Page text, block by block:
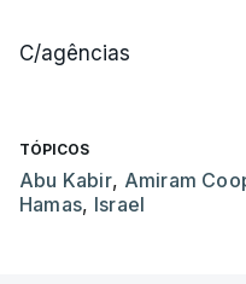
C/agências
TÓPICOS
Abu Kabir, Amiram
Hamas, Israel